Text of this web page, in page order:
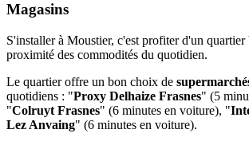
Magasins
S'installer à Moustier, c'est profiter d'un quartier
proximité des commodités du quotidien.
Le quartier offre un bon choix de
quotidiens : "Proxy Delhaize Frasnes" (5
"Colruyt Frasnes" (6 minutes en voiture), "
Lez Anvaing" (6 minutes en voiture).